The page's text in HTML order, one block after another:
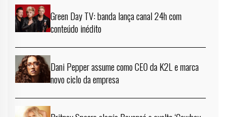
Green Day TV: banda lança canal 24h com
conteúdo inédito
Dani Pepper assume como CEO da K2L e marca
novo ciclo da empresa